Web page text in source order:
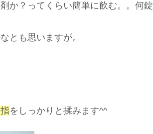
か？ってくらい簡単に飲む。。何錠
とも思いますが。
をしっかりと揉みます^^